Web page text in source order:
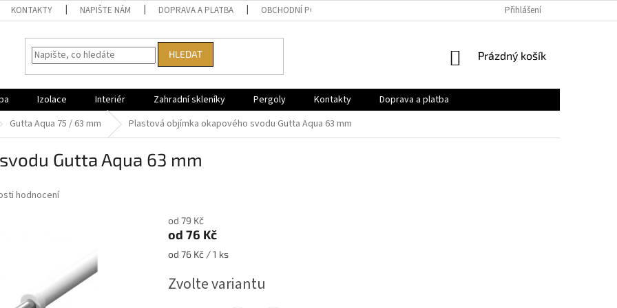
KONTAKTY NAPIŠTE NÁM DOPRAVA A PLATBA OBCHODNÍ PODMÍNKY VRÁCENÍ ZBOŽÍ A
Přihlášení
HLEDAT
NÁKUPNÍ
Prázdný košík
Izolace Interiér Zahradní skleníky Pergoly Kontakty
Doprava a platba
Gutta Aqua 75 / 63 mm Plastová objímka okapového svodu Gutta Aqua 63 mm
Gutta Aqua 63 mm
hodnocení
od 79 Kč
od 76 Kč
Měrná
od 76 Kč / 1 ks
Zvolte variantu